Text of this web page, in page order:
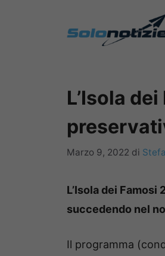
L’Isola
Marzo 9, 2022 di
L’Isola dei
succedendo nel
Il programma